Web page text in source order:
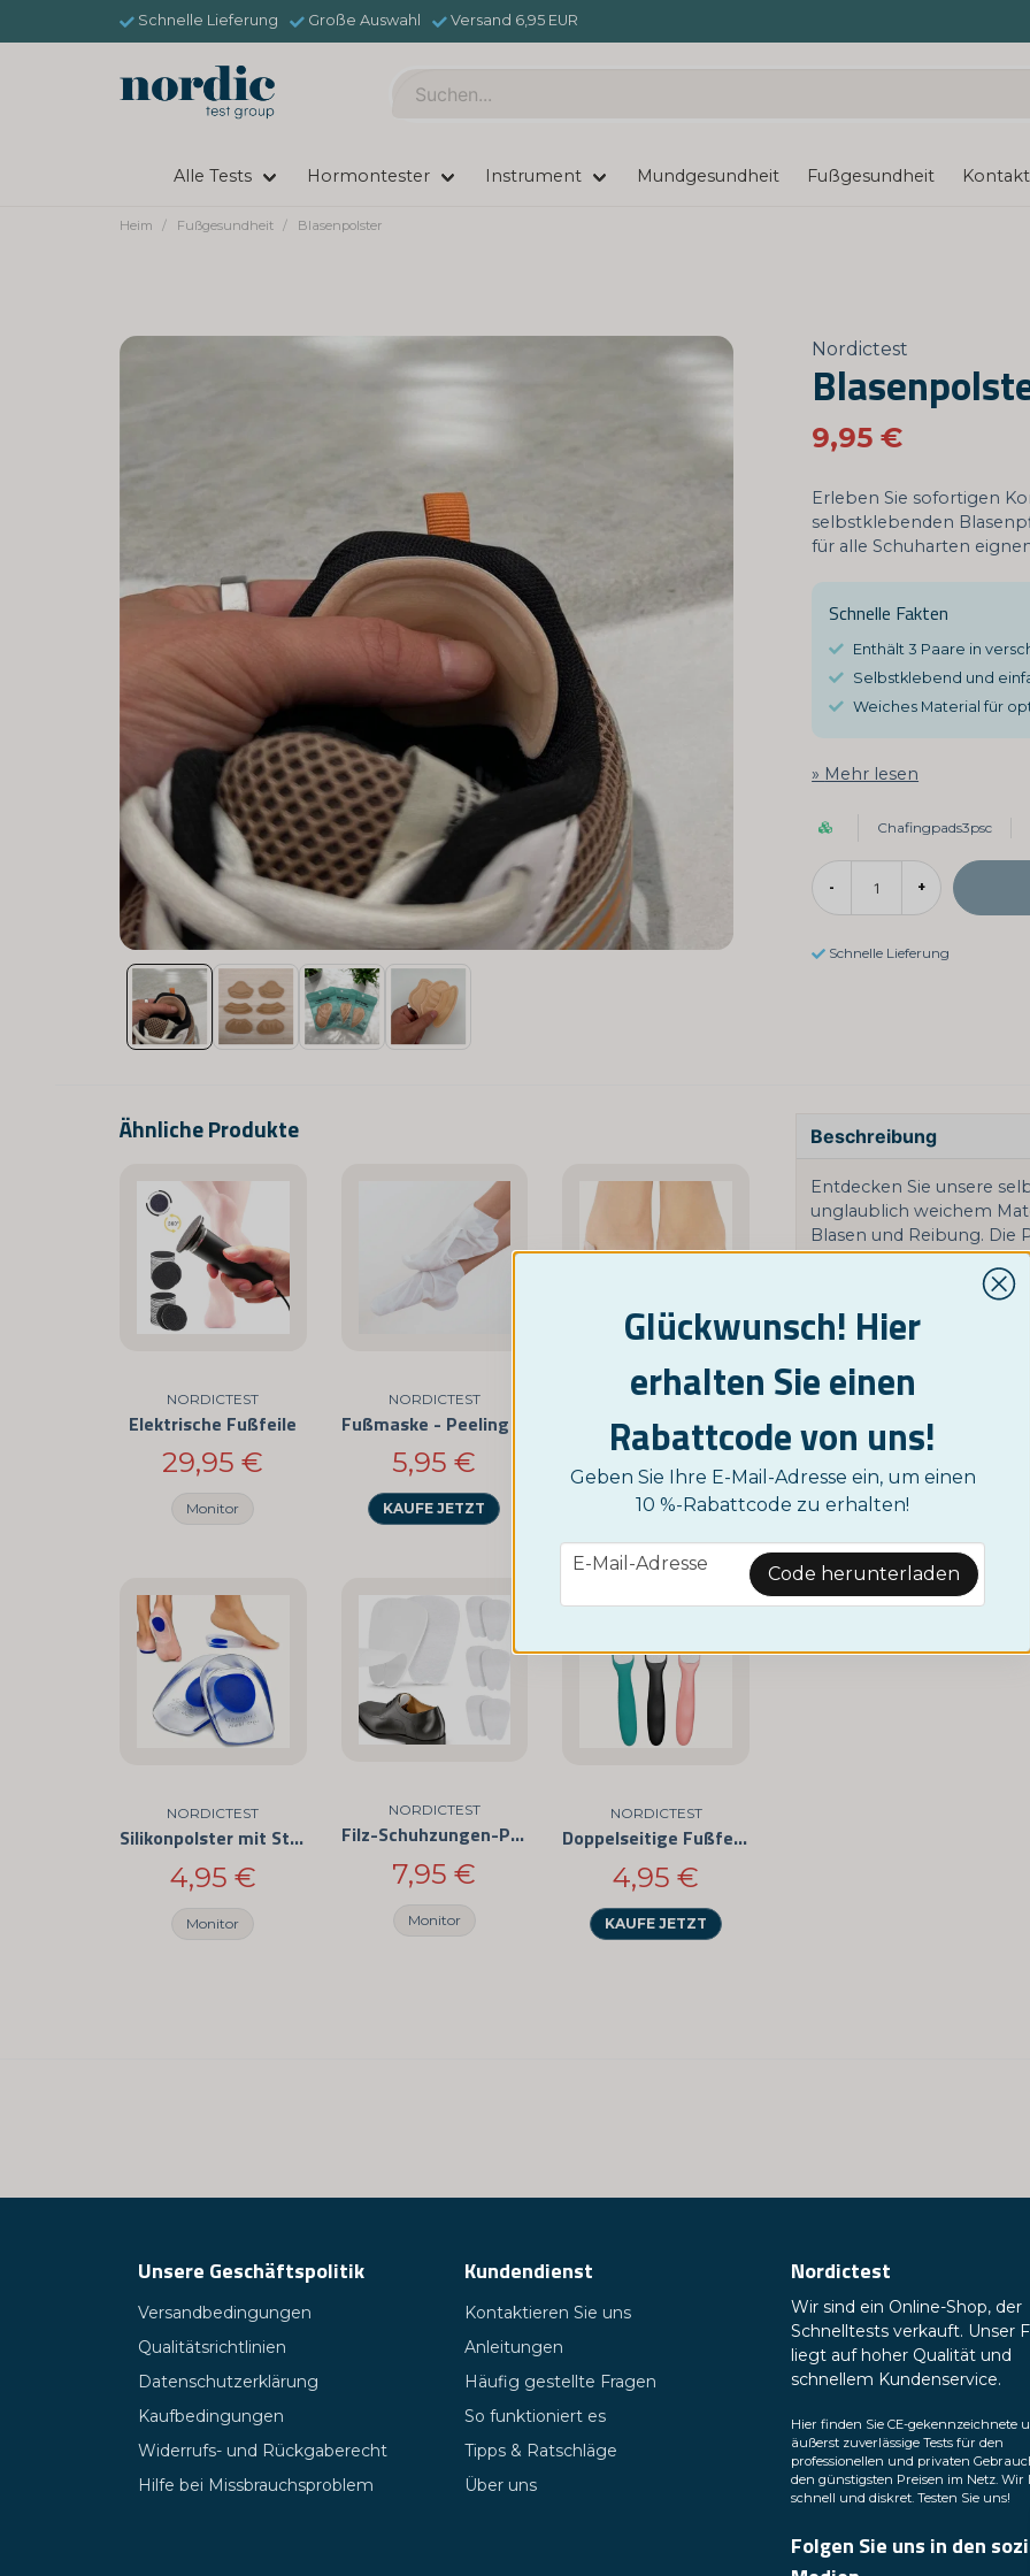
Schnelle Lieferung Große Auswahl Versand 6,95 EUR
Alle Tests Hormontester Instrument Mundgesundheit Fußgesundheit
Heim Fußgesundheit Blasenpolster
Nordictest
9,95 €
Erleben Sie sofortigen
selbstklebenden
für alle Schuharten
Schnelle Fakten
Enthält 3 Paare in
Selbstklebend und
Weiches Material für
Mehr lesen
Chafingpads3psc
- +
Schnelle Lieferung
Ähnliche Produkte
NORDICTEST
Elektrische Fußfeile
29,95 €
Monitor
NORDICTEST
5,95 €
KAUFE JETZT
NORDICTEST
Hallux Valgus Zehenseparatoren
3,95 €
KAUFE JETZT
NORDICTEST
Silikonpolster mit Stoßdämpfung
4,95 €
Monitor
NORDICTEST
Filz-Schuhzungen-Polster – Selbstklebende Anti-Scheuer-Pads
7,95 €
Monitor
NORDICTEST
Doppelseitige Fußfeile
4,95 €
KAUFE JETZT
Beschreibung
Entdecken Sie unsere
unglaublich weichem
Blasen und Reibung. Die
reibungslos an der
Jede Verpackung
für viele verschiedene
eine schnelle Lösung
Eine Produktfrage stellen
question
name
Name
Verwandte Kategorien
Google SV Sonstiges
Glückwunsch! Hier
erhalten Sie einen
Rabattcode von uns!
Geben Sie Ihre E-Mail-Adresse ein, um einen
10 %-Rabattcode zu erhalten!
email
E-Mail-Adresse Code herunterladen
Unsere Geschäftspolitik
Versandbedingungen
Qualitätsrichtlinien
Datenschutzerklärung
Kaufbedingungen
Widerrufs- und Rückgaberecht
Hilfe bei Missbrauchsproblem
Kundendienst
Kontaktieren Sie uns
Anleitungen
Häufig gestellte Fragen
So funktioniert es
Tipps & Ratschläge
Über uns
Nordictest
Wir sind ein Online-Shop, der
Schnelltests verkauft. Unser
liegt auf hoher Qualität und
schnellem Kundenservice.
Hier finden Sie CE-gekennzeichnete
äußerst zuverlässige Tests für den
professionellen und privaten
den günstigsten Preisen im Netz. Wir
schnell und diskret. Testen Sie uns!
Folgen Sie uns in den